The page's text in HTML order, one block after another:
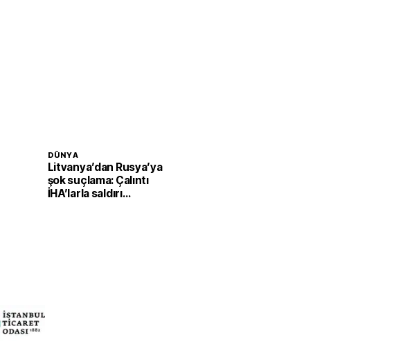
DÜNYA
Litvanya’dan Rusya’ya
şok suçlama: Çalıntı
İHA’larla saldırı